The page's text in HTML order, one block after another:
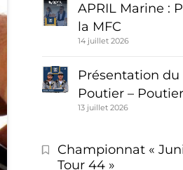
APRIL Marine :
la MFC
14 juillet 2026
Présentation
Poutier –
13 juillet 2026
Championnat «
Tour 44 »